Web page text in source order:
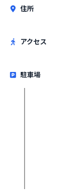
住所
アクセス
駐車場